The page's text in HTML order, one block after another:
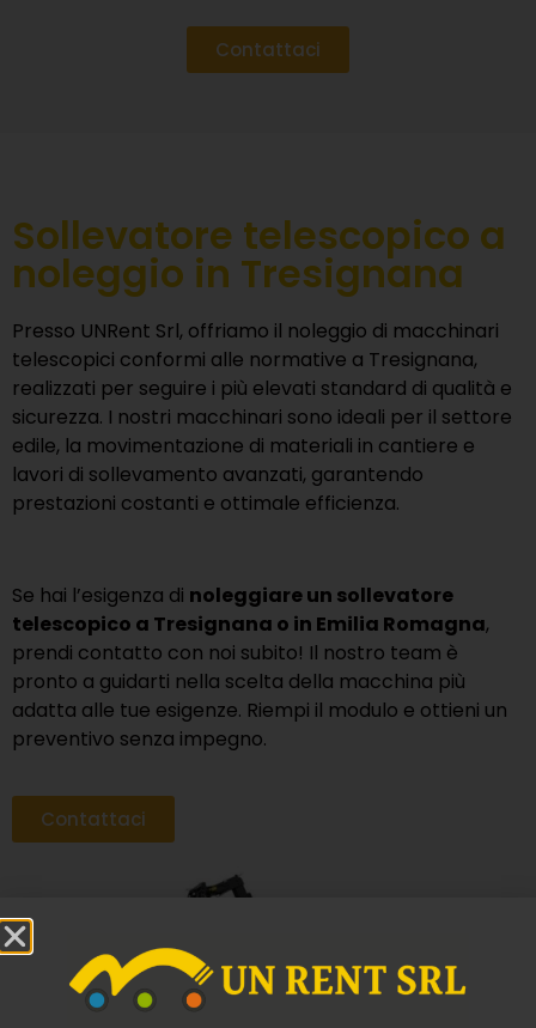
Contattaci
Sollevatore telescopico a
noleggio in Tresignana
Presso UNRent Srl, offriamo il noleggio di macchinari
telescopici conformi alle normative a Tresignana,
realizzati per seguire i più elevati standard di qualità e
sicurezza. I nostri macchinari sono ideali per il settore
edile, la movimentazione di materiali in cantiere e
lavori di sollevamento avanzati, garantendo
prestazioni costanti e ottimale efficienza.
Se hai l’esigenza di noleggiare un sollevatore
telescopico a Tresignana o in Emilia Romagna,
prendi contatto con noi subito! Il nostro team è
pronto a guidarti nella scelta della macchina più
adatta alle tue esigenze. Riempi il modulo e ottieni un
preventivo senza impegno.
Contattaci